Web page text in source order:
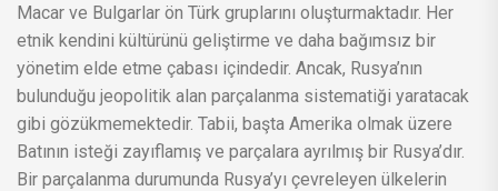
Macar ve Bulgarlar ön Türk gruplarını oluşturmaktadır. Her
etnik kendini kültürünü geliştirme ve daha bağımsız bir
yönetim elde etme çabası içindedir. Ancak, Rusya’nın
bulunduğu jeopolitik alan parçalanma sistematiği yaratacak
gibi gözükmemektedir. Tabii, başta Amerika olmak üzere
Batının isteği zayıflamış ve parçalara ayrılmış bir Rusya’dır.
Bir parçalanma durumunda Rusya’yı çevreleyen ülkelerin